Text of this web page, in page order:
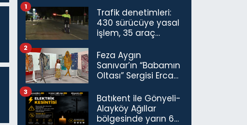
Trafik denetimleri:
430 sürücüye yasal
işlem, 35 araç
1
Feza Aygın
Sanıvar’ın “Babamın
Oltası” Sergisi Ercan
Açıldı
2
Batıkent ile Gönyeli-
Alayköy Ağıllar
bölgesinde yarın 6
3